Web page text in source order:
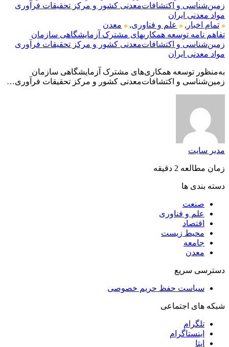
تمام اخبار , علم و فناوری,
معدن
تفاهم نامه توسعه همکاریهای مشترک آزمایشگاهی سازمان
زمین‌شناسی و اکتشافات‌معدنی کشور و مرکز تحقیقات فرآوری
مواد معدنی ایران
به‌منظور توسعه همکاری‌های مشترک آزمایشگاهی سازمان
زمین‌شناسی و اکتشافات‌معدنی کشور و مرکز تحقیقات فرآوری…
مدیر سایت
زمان مطالعه 2 دقیقه
دسته بندی ها
صنعت
علم و فناوری
اقتصاد
محیط زیست
جامعه
معدن
دسترسی سریع
سیاست حفظ حریم خصوصی
شبکه های اجتماعی
تلگرام
اینستاگرام
ایتا